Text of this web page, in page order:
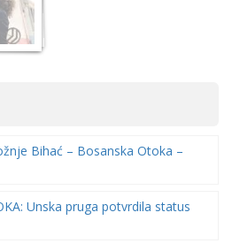
Bihać – Bosanska Otoka –
Unska pruga potvrdila status